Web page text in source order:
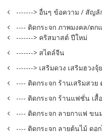
-------> อื่นๆ ข้อความ / สัญ
---- ติดกระจก ภาพมงคล/ตก
-------> คริสมาสต์ ปีใหม่
-------> สไตล์จีน
-------> เสริมดวง เสริมฮวงจุ้
---- ติดกระจก ร้านเสริมสว
---- ติดกระจก ร้านแฟชั่น เสื้อ
---- ติดกระจก ลายกาแฟ ขน
---- ติดกระจก ลายต้นไม้ ดอ